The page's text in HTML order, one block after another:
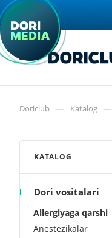
Doriclub — Katalog —
KATALOG
Dori vositalari
Allergiyaga qarshi
Anestezikalar